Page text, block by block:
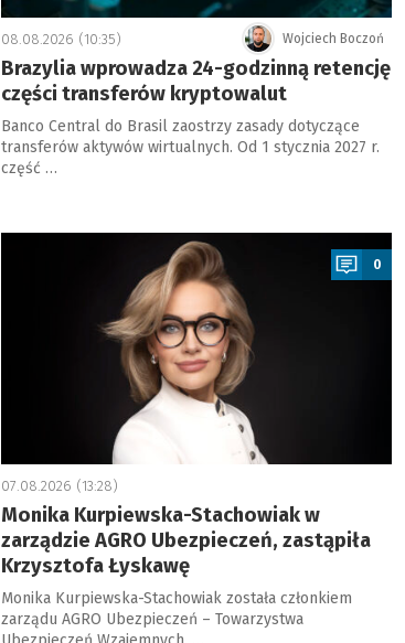
Wojciech Boczoń
08.08.2026 (10:35)
Brazylia wprowadza 24-godzinną retencję
części transferów kryptowalut
Banco Central do Brasil zaostrzy zasady dotyczące
transferów aktywów wirtualnych. Od 1 stycznia 2027 r.
część …
a
0
07.08.2026 (13:28)
Monika Kurpiewska-Stachowiak w
zarządzie AGRO Ubezpieczeń, zastąpiła
Krzysztofa Łyskawę
Monika Kurpiewska-Stachowiak została członkiem
zarządu AGRO Ubezpieczeń – Towarzystwa